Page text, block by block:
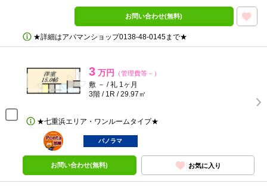
お問い合わせ(無料)
★詳細はアパマンショップ0138‐48‐0145まで★
3 万円 （管理費等－）
敷 － / 礼 1ヶ月
3階 / 1R / 29.97㎡
★七重浜エリア・ワンルームタイプ★
ポンタ
部屋
パノラマ
お問い合わせ(無料) お気に入り